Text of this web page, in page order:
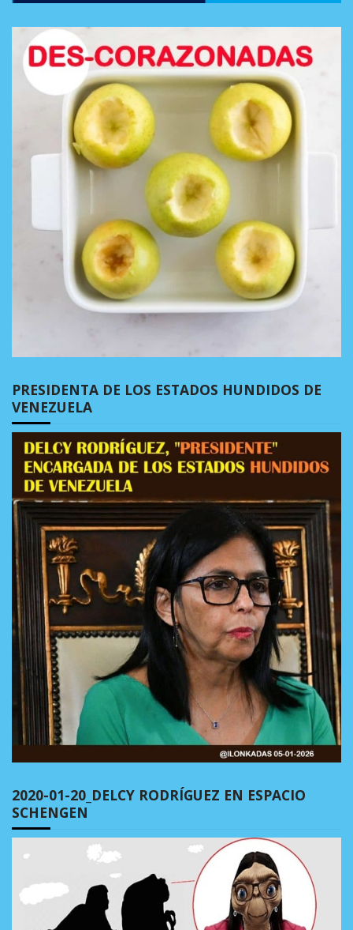
PRESIDENTA DE LOS ESTADOS HUNDIDOS DE
VENEZUELA
2020-01-20_DELCY RODRÍGUEZ EN ESPACIO
SCHENGEN